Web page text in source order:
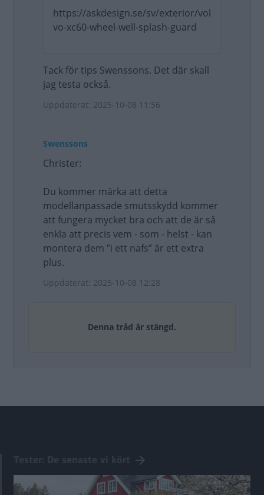
https://askdesign.se/sv/exterior/vol
vo-xc60-wheel-well-splash-guard
Tack för tips Swenssons. Det där skall
jag testa också.
Uppdaterat: 2025-10-08 11:56
Swenssons
Christer:
Du kommer märka att detta
modellanpassade smutsskydd kommer
att fungera mycket bra och att de är så
enkla att precis vem - som - helst - kan
montera dem ”i ett nafs” är ett extra
plus.
Uppdaterat: 2025-10-08 12:28
Denna tråd är stängd.